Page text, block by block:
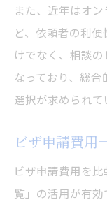
また、近年はオ
ど、依頼者の利
けでなく、相談
なっており、総
選択が求められて
ビザ申請費用
ビザ申請費用を
覧」の活用が有